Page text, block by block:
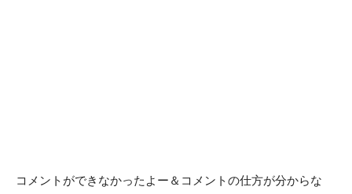
コメントができなかったよー＆コメントの仕方が分からな